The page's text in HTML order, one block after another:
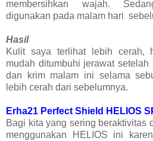
membersihkan wajah.
digunakan pada malam hari
Hasil
Kulit saya terlihat lebih cerah,
mudah ditumbuhi jerawat
dan krim malam ini selama
lebih cerah dari sebelumnya.
Erha21 Perfect Shield HELIOS
Bagi kita yang sering beraktivitas
menggunakan HELIOS ini